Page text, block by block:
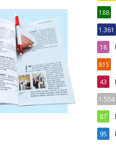
188
1.361
18
815
43
1.504
87
95